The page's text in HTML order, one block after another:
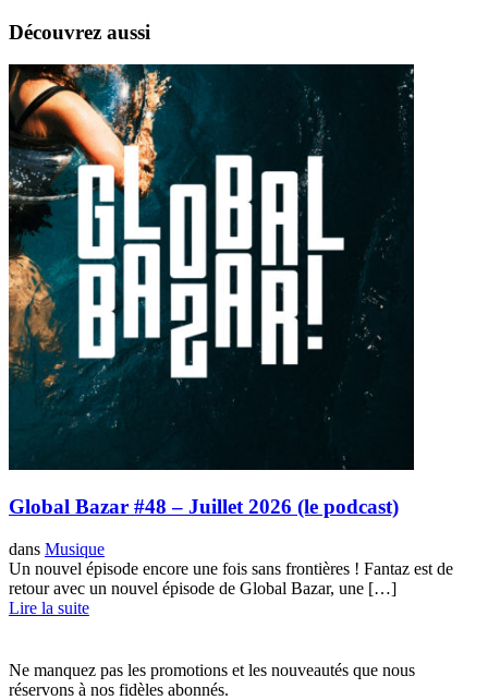
Découvrez aussi
Global Bazar #48 – Juillet 2026 (le podcast)
dans Musique
Un nouvel épisode encore une fois sans frontières ! Fantaz est de
retour avec un nouvel épisode de Global Bazar, une […]
Lire la suite
Ne manquez pas les promotions et les nouveautés que nous
réservons à nos fidèles abonnés.